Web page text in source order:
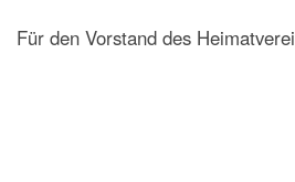
Für den Vorstand des